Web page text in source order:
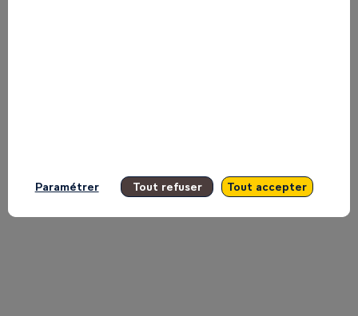
Infrastructures,
transport
Paramétrer Tout refuser Tout accepter